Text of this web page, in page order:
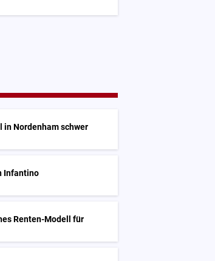
Nordenham schwer
Infantino
Renten-Modell für